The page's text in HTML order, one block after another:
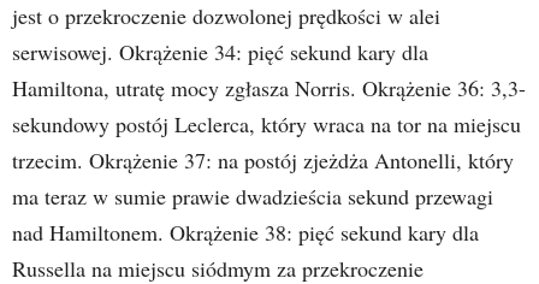
jest o przekroczenie dozwolonej prędkości w alei
serwisowej. Okrążenie 34: pięć sekund kary dla
Hamiltona, utratę mocy zgłasza Norris. Okrążenie 36: 3,3-
sekundowy postój Leclerca, który wraca na tor na miejscu
trzecim. Okrążenie 37: na postój zjeżdża Antonelli, który
ma teraz w sumie prawie dwadzieścia sekund przewagi
nad Hamiltonem. Okrążenie 38: pięć sekund kary dla
Russella na miejscu siódmym za przekroczenie